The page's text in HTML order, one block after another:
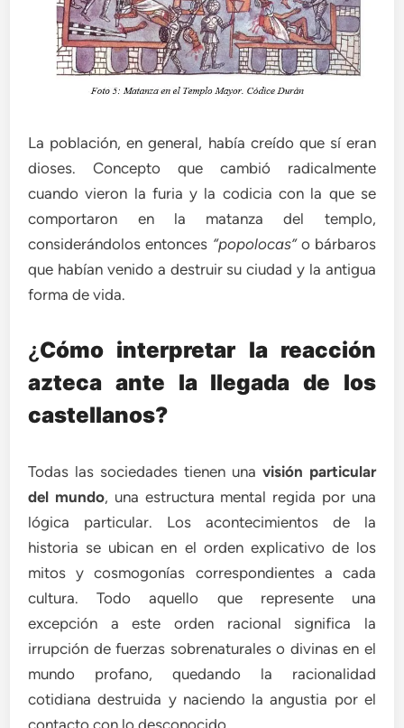
La población, en general, había creído que sí eran
dioses. Concepto que cambió radicalmente
cuando vieron la furia y la codicia con la que se
comportaron en la matanza del templo,
considerándolos entonces “popolocas”o bárbaros
que habían venido a destruir su ciudad y la antigua
forma de vida.
¿Cómo interpretar la reacción
azteca ante la llegada de los
castellanos?
Todas las sociedades tienen una visión particular
del mundo, una estructura mental regida por una
lógica particular. Los acontecimientos de la
historia se ubican en el orden explicativo de los
mitos y cosmogonías correspondientes a cada
cultura. Todo aquello que represente una
excepción a este orden racional significa la
irrupción de fuerzas sobrenaturales o divinas en el
mundo profano, quedando la racionalidad
cotidiana destruida y naciendo la angustia por el
contacto con lo desconocido.